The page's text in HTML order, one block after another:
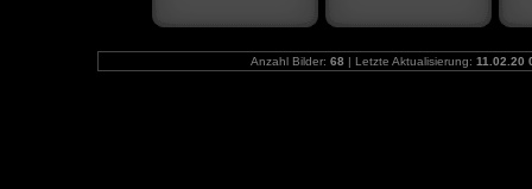
Anzahl Bilder: 68 | Letzte Aktualisierung: 11.02.20